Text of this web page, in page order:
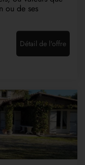
ou de ses
Détail de l'offre